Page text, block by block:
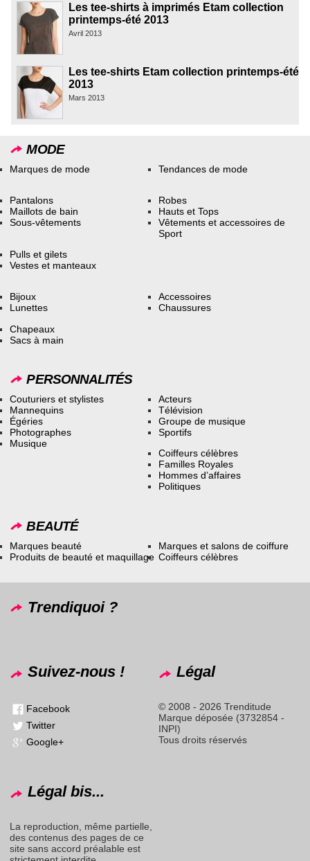
Les tee-shirts à imprimés Etam collection
printemps-été 2013
Avril 2013
Les tee-shirts Etam collection printemps-été
2013
Mars 2013
MODE
Marques de mode Tendances de mode
Pantalons
Maillots de bain
Sous-vêtements
Robes
Hauts et Tops
Vêtements et accessoires de
Sport
Pulls et gilets
Vestes et manteaux
Bijoux
Lunettes
Accessoires
Chaussures
Chapeaux
Sacs à main
PERSONNALITÉS
Couturiers et stylistes
Mannequins
Égéries
Photographes
Musique
Acteurs
Télévision
Groupe de musique
Sportifs
Coiffeurs célèbres
Familles Royales
Hommes d’affaires
Politiques
BEAUTÉ
Marques beauté
Produits de beauté et maquillage
Marques et salons de coiffure
Coiffeurs célèbres
Trendiquoi ?
Suivez-nous !
Facebook
Twitter
Google+
Légal
© 2008 - 2026 Trenditude
Marque déposée (3732854 -
INPI)
Tous droits réservés
Légal bis...
La reproduction, même partielle,
des contenus des pages de ce
site sans accord préalable est